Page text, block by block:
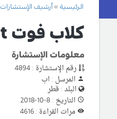
الرئيسية أرشيف الإستشارات
كلاب فوت club foot
معلومات الإستشارة
رقم الإستشارة : 4894
المرسل : اب
البلد : قطر
التاريخ : 8-10-2018
مرات القراءة : 4616